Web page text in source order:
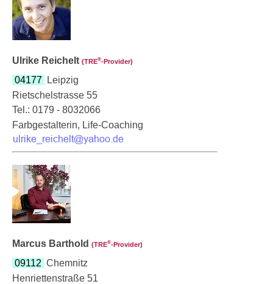
Ulrike Reichelt (TRE®‑Provider)
04177
Leipzig
Rietschelstrasse 55
Tel.: 0179 - 8032066
Farbgestalterin, Life-Coaching
Marcus Barthold (TRE®‑Provider)
09112 Chemnitz
Henriettenstraße 51